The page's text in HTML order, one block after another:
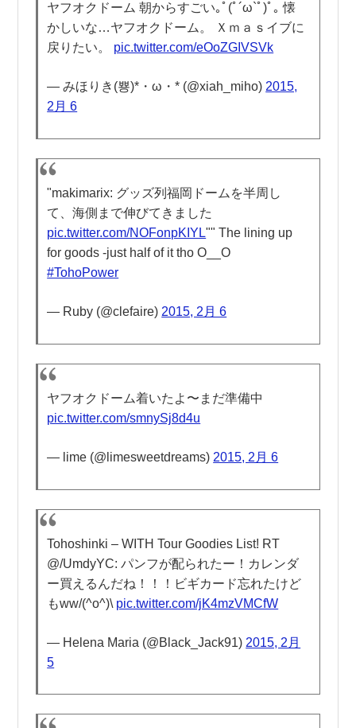
ヤフオクドーム 朝からすごい｡ﾟ(ﾟ´ω`ﾟ)ﾟ｡ 懐
かしいな…ヤフオクドーム。 Ｘｍａｓイブに
戻りたい。 pic.twitter.com/eOoZGIVSVk
— みほりき(뿅)*・ω・* (@xiah_miho) 2015,
2月 6
"makimarix: グッズ列福岡ドームを半周し
て、海側まで伸びてきました
pic.twitter.com/NOFonpKIYL"" The lining up
for goods -just half of it tho O__O
#TohoPower
— Ruby (@clefaire) 2015, 2月 6
ヤフオクドーム着いたよ〜まだ準備中
pic.twitter.com/smnySj8d4u
— lime (@limesweetdreams) 2015, 2月 6
Tohoshinki – WITH Tour Goodies List! RT
@/UmdyYC: パンフが配られたー！カレンダ
ー買えるんだね！！！ビギカード忘れたけど
もww/(^o^)\ pic.twitter.com/jK4mzVMCfW
— Helena Maria (@Black_Jack91) 2015, 2月
5